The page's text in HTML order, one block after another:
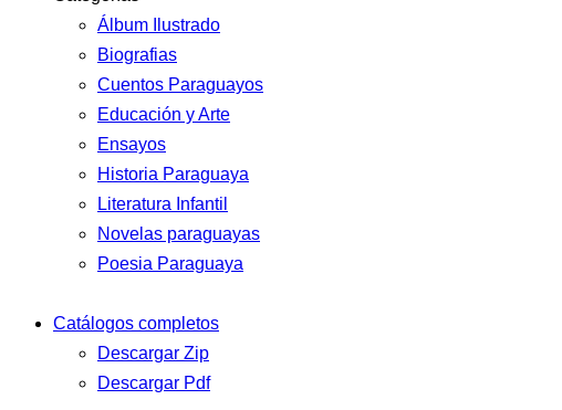
Álbum Ilustrado
Biografias
Cuentos Paraguayos
Educación y Arte
Ensayos
Historia Paraguaya
Literatura Infantil
Novelas paraguayas
Poesia Paraguaya
Catálogos completos
Descargar Zip
Descargar Pdf